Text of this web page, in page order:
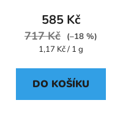
585 Kč
717 Kč
(–18 %)
Měrná
1,17 Kč / 1 g
DO KOŠÍKU